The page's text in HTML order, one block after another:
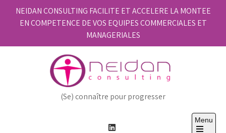
NEIDAN CONSULTING FACILITE ET ACCELERE LA MONTEE
EN COMPETENCE DE VOS EQUIPES COMMERCIALES ET
MANAGERIALES
(Se) connaître pour progresser
Menu